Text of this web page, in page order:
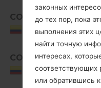
COB
Colombia
SM-
COB
Colombia
SM-
законных
до тех пор, пока
выполнения этих
найти точную
интересах,
соответствующих
или обратившись